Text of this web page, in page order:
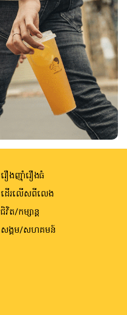
រឿងញ៉ាំរឿងធំ
ដើរលើសពីលេង
ជិវិត/កម្សាន្ត
សង្គម/សហគមន៍